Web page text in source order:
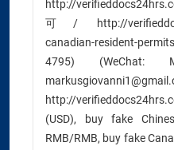
http://
可/ http://
canadian-resident-
4795) (WeChat:
http://
(USD), buy fake
RMB/RMB, buy fake